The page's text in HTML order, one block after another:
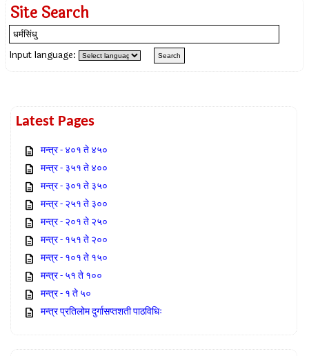
Site Search
Input language:
Latest Pages
मन्त्र - ४०१ ते ४५०
मन्त्र - ३५१ ते ४००
मन्त्र - ३०१ ते ३५०
मन्त्र - २५१ ते ३००
मन्त्र - २०१ ते २५०
मन्त्र - १५१ ते २००
मन्त्र - १०१ ते १५०
मन्त्र - ५१ ते १००
मन्त्र - १ ते ५०
मन्त्र प्रतिलोम दुर्गासप्तशती पाठविधिः